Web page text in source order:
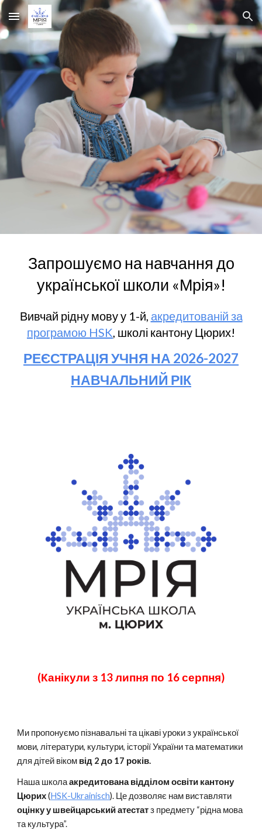
Skip to main content Skip to navigation
Запрошуємо на навчання до
української школи «Мрія»!
Вивчай рідну мову у 1-й, акредитованій за
програмою HSK, школі кантону Цюрих!
РЕЄСТРАЦІЯ УЧНЯ НА 2026-2027
НАВЧАЛЬНИЙ РІК
(Канікули з 13 липня по 16серпня)
Ми пропонуємо пізнавальні та цікаві уроки з української
мови, літератури, культури, історії України та математики
для дітей віком від 2 до 17 років.
Наша школа акредитованавідділом освіти кантону
Цюрих(HSK-Ukrainisch). Це дозволяє нам виставляти
оцінку у швейцарський атестатз предмету “рідна мова
та культура”.